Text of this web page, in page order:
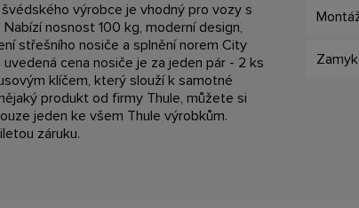
výrobce je vhodný pro vozy s
nosnost 100 kg, moderní design,
střešního nosiče a splnění norem City
cena nosiče je za jeden pár - 2 ks
klíčem, který slouží k samotné
produkt od firmy Thule, můžete si
jeden ke všem Thule výrobkům.
záruku.